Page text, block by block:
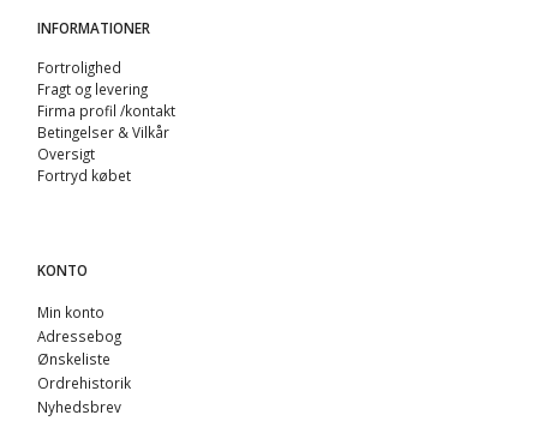
INFORMATIONER
Fortrolighed
Fragt og levering
Firma profil /kontakt
Betingelser & Vilkår
Oversigt
Fortryd købet
KONTO
Min konto
Adressebog
Ønskeliste
Ordrehistorik
Nyhedsbrev